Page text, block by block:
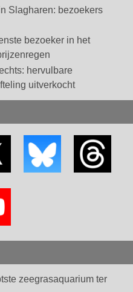
Slagharen: bezoekers
bezoeker in het
hervulbare
uitverkocht
zeegrasaquarium ter